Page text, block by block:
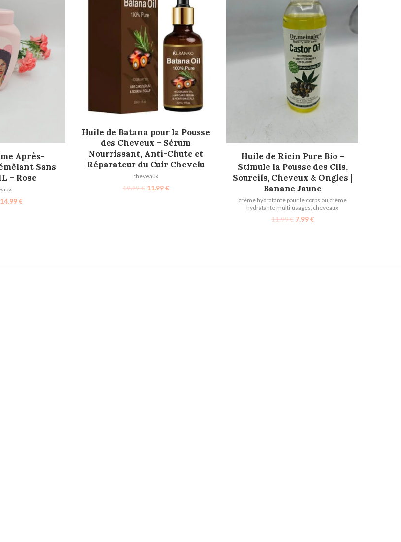
PANIER
Après-
Sans
– Rose
14.99€
AJOUTER AU PANIER
Huile de Batana pour la Pousse
des Cheveux – Sérum
Nourrissant, Anti-Chute et
Réparateur du Cuir Chevelu
cheveaux
19.99€ 11.99€
AJOUTER AU PANIER
Huile de Ricin Pure Bio –
Stimule la Pousse des Cils,
Sourcils, Cheveux & Ongles |
Banane Jaune
crème hydratante pour le corps ou crème
hydratante multi-usages, cheveaux
11.99€ 7.99€